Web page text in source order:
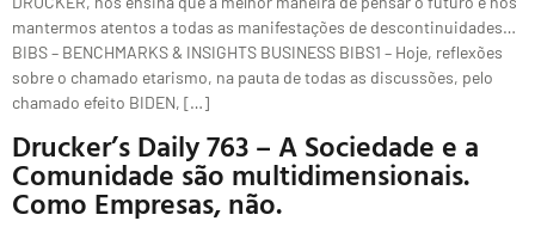
mantermos atentos a todas as manifestações de descontinuidades…
BIBS – BENCHMARKS & INSIGHTS BUSINESS BIBS1 – Hoje, reflexões
sobre o chamado etarismo, na pauta de todas as discussões, pelo
chamado efeito BIDEN, […]
Drucker’s Daily 763 – A Sociedade e a
Comunidade são multidimensionais.
Como Empresas, não.